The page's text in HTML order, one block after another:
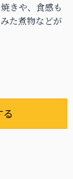
きや、食感も
た煮物などが